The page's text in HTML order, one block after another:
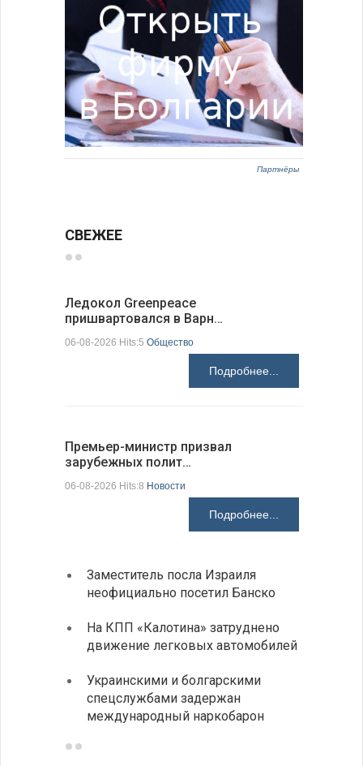
Партнёры
СВЕЖЕЕ
Ледокол Greenpeace
пришвартовался в Варн…
06-08-2026 Hits:5 Общество
Подробнее...
Премьер-министр призвал
зарубежных полит…
06-08-2026 Hits:8 Новости
Подробнее...
Заместитель посла Израиля
неофициально посетил Банско
На КПП «Калотина» затруднено
движение легковых автомобилей
Украинскими и болгарскими
спецслужбами задержан
международный наркобарон